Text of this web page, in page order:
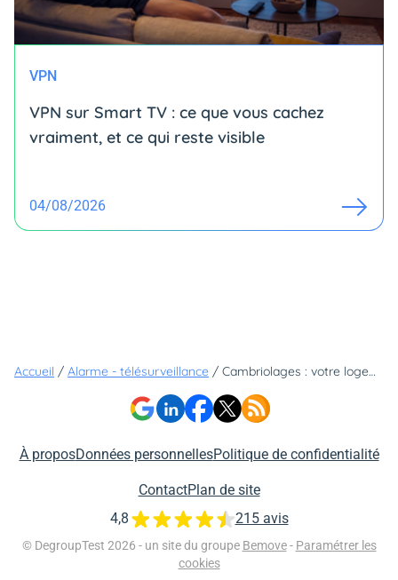
VPN
VPN sur Smart TV : ce que vous cachez
vraiment, et ce qui reste visible
04/08/2026
Accueil / Alarme - télésurveillance / Cambriolages : votre logement est-il situé dans une des zones les moins sûres de France ?
À proposDonnées personnellesPolitique de confidentialité
ContactPlan de site
© DegroupTest 2026 - un site du groupe Bemove - Paramétrer les
cookies
4,8 215 avis